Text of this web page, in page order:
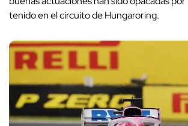
tenido en el circuito de Hungaroring.